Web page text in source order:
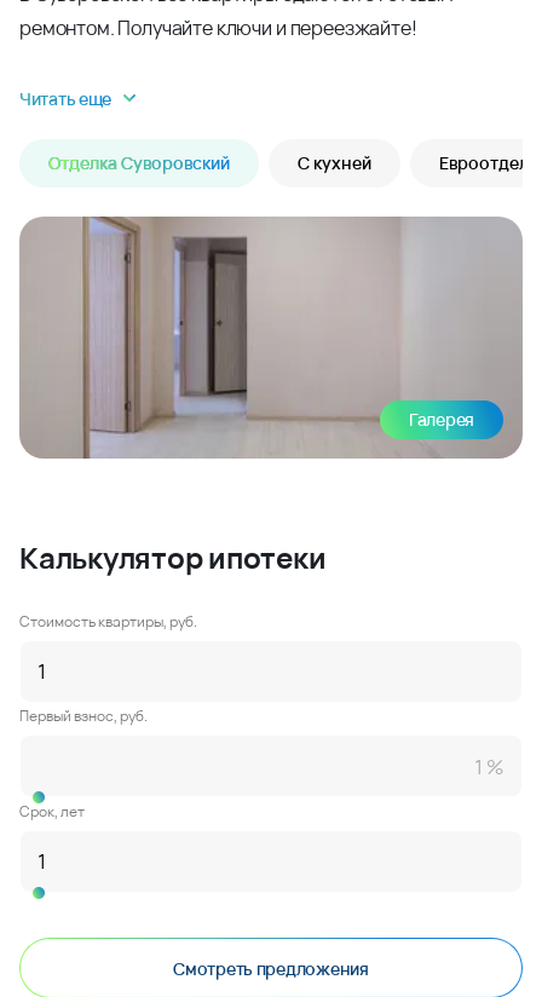
ремонтом. Получайте ключи и переезжайте!
Читать еще
Отделка Суворовский С кухней
Галерея
Калькулятор ипотеки
Стоимость квартиры, руб.
Первый взнос, руб.
Срок, лет
Смотреть предложения